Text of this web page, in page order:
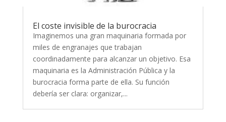
El coste invisible de la burocracia
Imaginemos una gran maquinaria formada por
miles de engranajes que trabajan
coordinadamente para alcanzar un objetivo. Esa
maquinaria es la Administración Pública y la
burocracia forma parte de ella. Su función
debería ser clara: organizar,...